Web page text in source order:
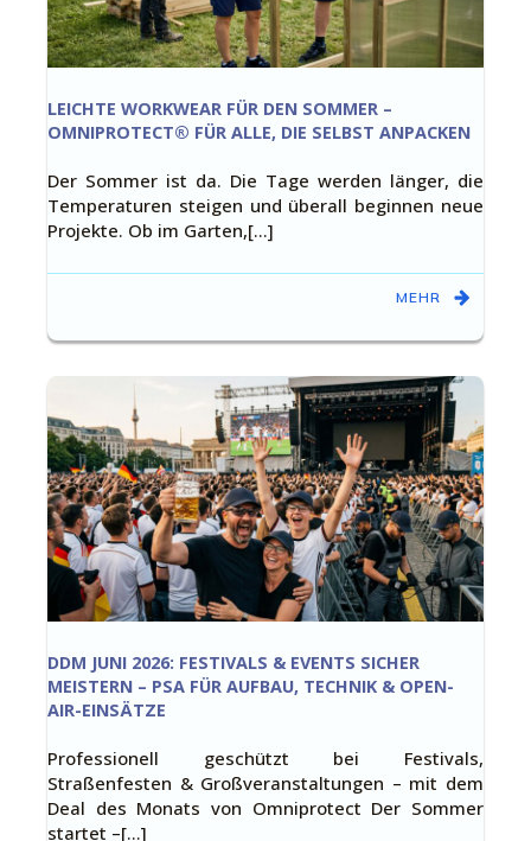
LEICHTE WORKWEAR FÜR DEN SOMMER –
OMNIPROTECT® FÜR ALLE, DIE SELBST ANPACKEN
Der Sommer ist da. Die Tage werden länger, die
Temperaturen steigen und überall beginnen neue
Projekte. Ob im Garten,[…]
MEHR
DDM JUNI 2026: FESTIVALS & EVENTS SICHER
MEISTERN – PSA FÜR AUFBAU, TECHNIK & OPEN-
AIR-EINSÄTZE
Professionell geschützt bei Festivals,
Straßenfesten & Großveranstaltungen – mit dem
Deal des Monats von Omniprotect Der Sommer
startet –[…]